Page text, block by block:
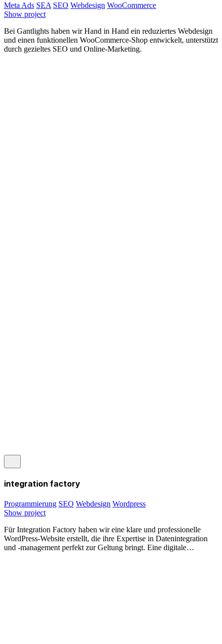
Meta Ads SEA SEO Webdesign WooCommerce
Show project
Bei Gantlights haben wir Hand in Hand ein reduziertes Webdesign
und einen funktionellen WooCommerce-Shop entwickelt, unterstützt
durch gezieltes SEO und Online-Marketing.
integration factory
Programmierung SEO Webdesign Wordpress
Show project
Für Integration Factory haben wir eine klare und professionelle
WordPress-Website erstellt, die ihre Expertise in Datenintegration
und -management perfekt zur Geltung bringt. Eine digitale…